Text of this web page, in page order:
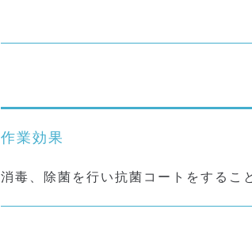
作業効果
消毒、除菌を行い抗菌コートをするこ